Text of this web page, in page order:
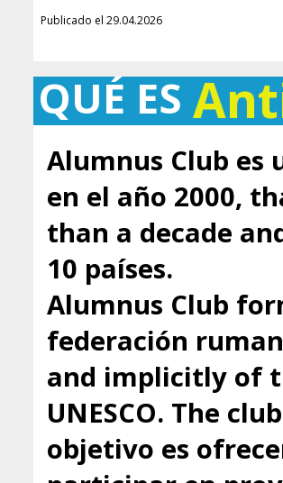
Publicado el 29.04.2026
QUÉ ES
Alumnus Club es
en el año 2000,
than a decade
10 países.
Alumnus Club
federación
and implicitly of
UNESCO. The
objetivo es